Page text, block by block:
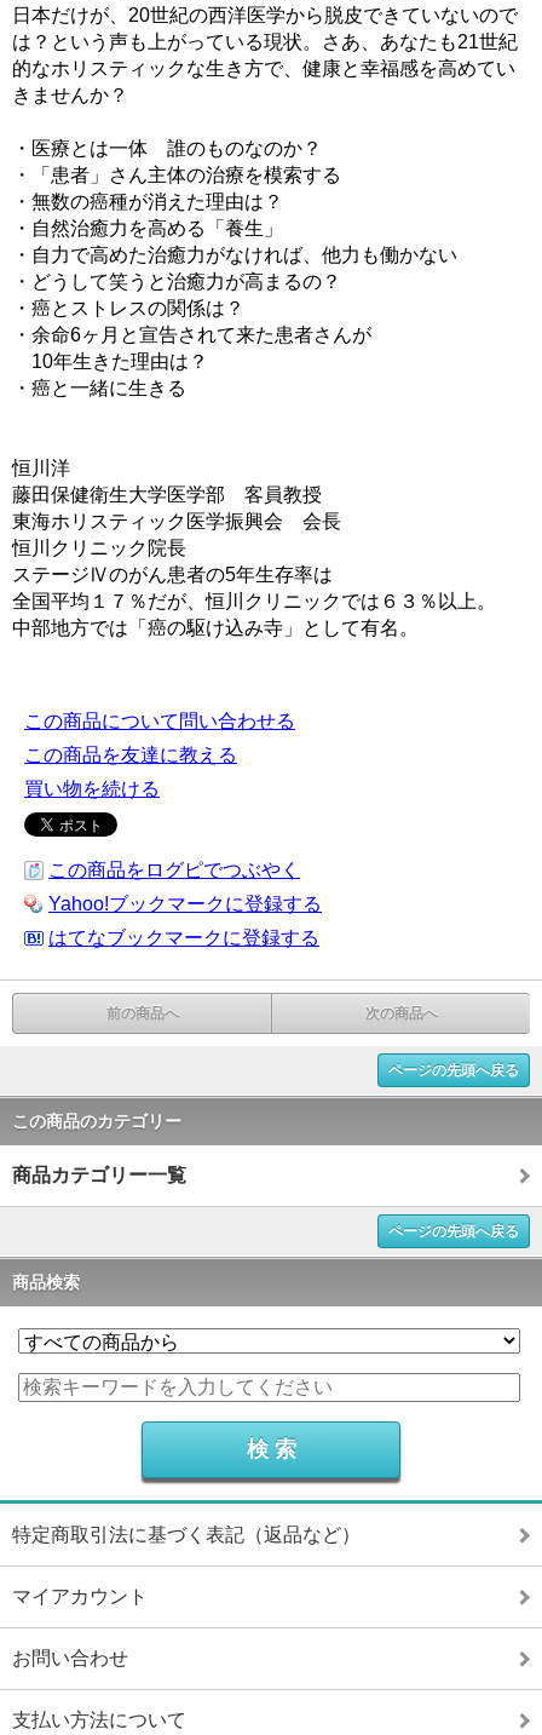
日本だけが、20世紀の西洋医学から脱皮できていないので
は？という声も上がっている現状。さあ、あなたも21世紀
的なホリスティックな生き方で、健康と幸福感を高めてい
きませんか？
・医療とは一体 誰のものなのか？
・「患者」さん主体の治療を模索する
・無数の癌種が消えた理由は？
・自然治癒力を高める「養生」
・自力で高めた治癒力がなければ、他力も働かない
・どうして笑うと治癒力が高まるの？
・癌とストレスの関係は？
・余命6ヶ月と宣告されて来た患者さんが
10年生きた理由は？
・癌と一緒に生きる
恒川洋
藤田保健衛生大学医学部 客員教授
東海ホリスティック医学振興会 会長
恒川クリニック院長
ステージⅣのがん患者の5年生存率は
全国平均１７％だが、恒川クリニックでは６３％以上。
中部地方では「癌の駆け込み寺」として有名。
この商品について問い合わせる
この商品を友達に教える
買い物を続ける
この商品をログピでつぶやく
Yahoo!ブックマークに登録する
はてなブックマークに登録する
前の商品へ 次の商品へ
ページの先頭へ戻る
この商品のカテゴリー
商品カテゴリー一覧
ページの先頭へ戻る
商品検索
特定商取引法に基づく表記（返品など）
マイアカウント
お問い合わせ
支払い方法について